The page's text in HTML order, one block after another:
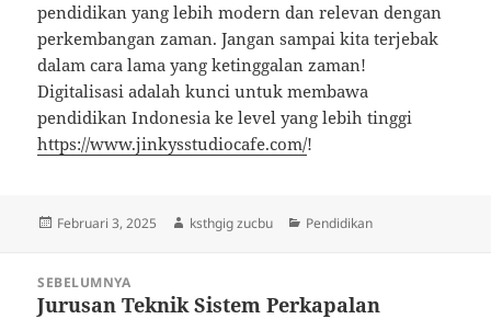
pendidikan yang lebih modern dan relevan dengan
perkembangan zaman. Jangan sampai kita terjebak
dalam cara lama yang ketinggalan zaman!
Digitalisasi adalah kunci untuk membawa
pendidikan Indonesia ke level yang lebih tinggi
https://www.jinkysstudiocafe.com/!
Diposkan
Februari 3, 2025 Penulis
ksthgig zucbu Kategori
Pendidikan
SEBELUMNYA
Pos
Jurusan Teknik Sistem Perkapalan